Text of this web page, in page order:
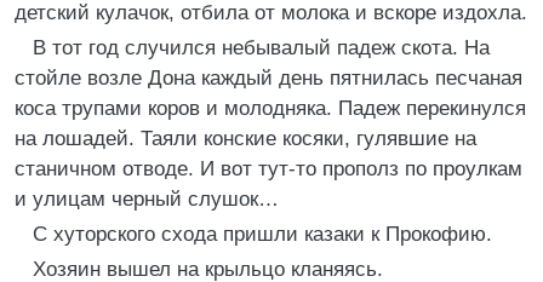
детский кулачок, отбила от молока и вскоре издохла.
В тот год случился небывалый падеж скота. На
стойле возле Дона каждый день пятнилась песчаная
коса трупами коров и молодняка. Падеж перекинулся
на лошадей. Таяли конские косяки, гулявшие на
станичном отводе. И вот тут-то прополз по проулкам
и улицам черный слушок…
С хуторского схода пришли казаки к Прокофию.
Хозяин вышел на крыльцо кланяясь.